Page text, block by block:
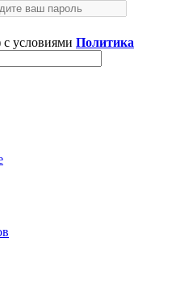
с условиями Политика